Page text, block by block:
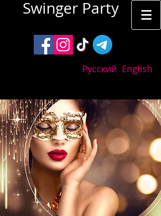
Swinger Party
Русский English